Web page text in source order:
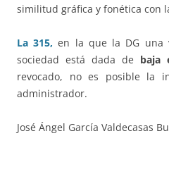
similitud gráfica y fonética con
La 315, en la que la DG una
sociedad está dada de baja
revocado, no es posible la
administrador.
José Ángel García Valdecasas